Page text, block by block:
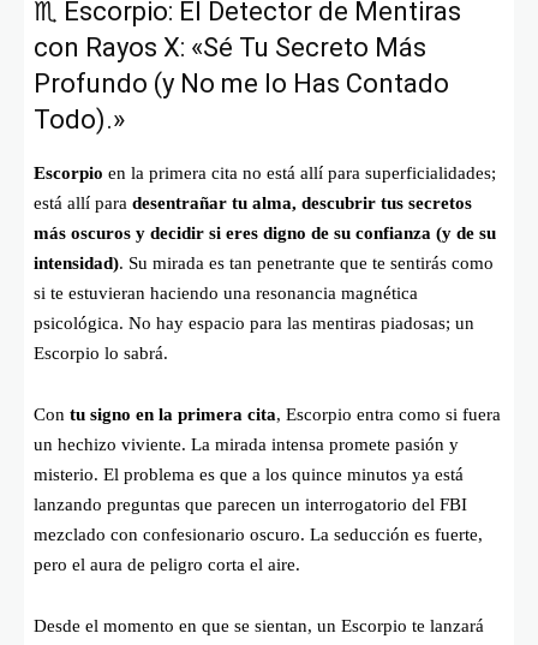
♏ Escorpio: El Detector de Mentiras
con Rayos X: «Sé Tu Secreto Más
Profundo (y No me lo Has Contado
Todo).»
Escorpio en la primera cita no está allí para superficialidades;
está allí para desentrañar tu alma, descubrir tus secretos
más oscuros y decidir si eres digno de su confianza (y de su
intensidad). Su mirada es tan penetrante que te sentirás como
si te estuvieran haciendo una resonancia magnética
psicológica. No hay espacio para las mentiras piadosas; un
Escorpio lo sabrá.
Con tu signo en la primera cita, Escorpio entra como si fuera
un hechizo viviente. La mirada intensa promete pasión y
misterio. El problema es que a los quince minutos ya está
lanzando preguntas que parecen un interrogatorio del FBI
mezclado con confesionario oscuro. La seducción es fuerte,
pero el aura de peligro corta el aire.
Desde el momento en que se sientan, un Escorpio te lanzará